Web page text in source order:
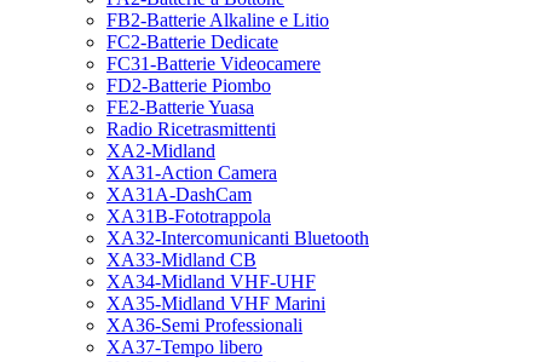
FB2-Batterie Alkaline e Litio
FC2-Batterie Dedicate
FC31-Batterie Videocamere
FD2-Batterie Piombo
FE2-Batterie Yuasa
Radio Ricetrasmittenti
XA2-Midland
XA31-Action Camera
XA31A-DashCam
XA31B-Fototrappola
XA32-Intercomunicanti Bluetooth
XA33-Midland CB
XA34-Midland VHF-UHF
XA35-Midland VHF Marini
XA36-Semi Professionali
XA37-Tempo libero